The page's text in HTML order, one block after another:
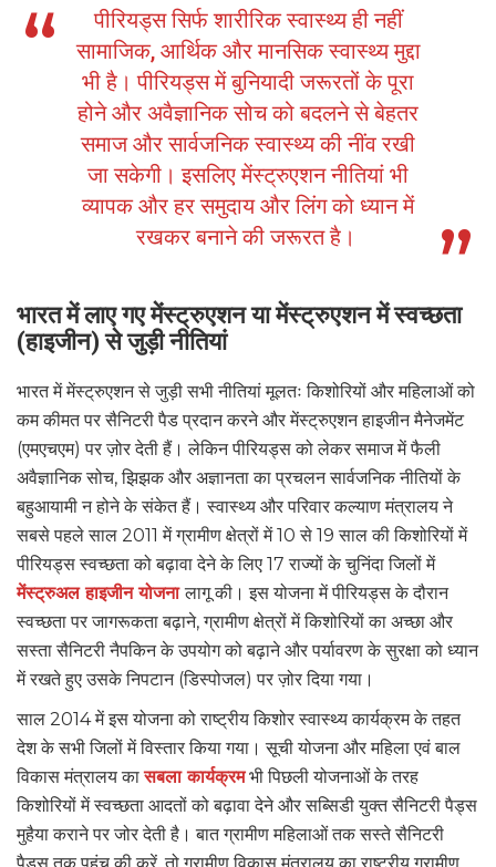
पीरियड्स सिर्फ शारीरिक स्वास्थ्य ही नहीं
सामाजिक, आर्थिक और मानसिक स्वास्थ्य मुद्दा
भी है। पीरियड्स में बुनियादी जरूरतों के पूरा
होने और अवैज्ञानिक सोच को बदलने से बेहतर
समाज और सार्वजनिक स्वास्थ्य की नींव रखी
जा सकेगी। इसलिए मेंस्ट्रुएशन नीतियां भी
व्यापक और हर समुदाय और लिंग को ध्यान में
रखकर बनाने की जरूरत है।
भारत में लाए गए मेंस्ट्रुएशन या मेंस्ट्रुएशन में स्वच्छता
(हाइजीन) से जुड़ी नीतियां
भारत में मेंस्ट्रुएशन से जुड़ी सभी नीतियां मूलतः किशोरियों और महिलाओं को
कम कीमत पर सैनिटरी पैड प्रदान करने और मेंस्ट्रुएशन हाइजीन मैनेजमेंट
(एमएचएम) पर ज़ोर देती हैं। लेकिन पीरियड्स को लेकर समाज में फैली
अवैज्ञानिक सोच, झिझक और अज्ञानता का प्रचलन सार्वजनिक नीतियों के
बहुआयामी न होने के संकेत हैं। स्वास्थ्य और परिवार कल्याण मंत्रालय ने
सबसे पहले साल 2011 में ग्रामीण क्षेत्रों में 10 से 19 साल की किशोरियों में
पीरियड्स स्वच्छता को बढ़ावा देने के लिए 17 राज्यों के चुनिंदा जिलों में
मेंस्ट्रुअल हाइजीन योजनालागू की। इस योजना में पीरियड्स के दौरान
स्वच्छता पर जागरूकता बढ़ाने, ग्रामीण क्षेत्रों में किशोरियों का अच्छा और
सस्ता सैनिटरी नैपकिन के उपयोग को बढ़ाने और पर्यावरण के सुरक्षा को ध्यान
में रखते हुए उसके निपटान (डिस्पोजल) पर ज़ोर दिया गया।
साल 2014 में इस योजना को राष्ट्रीय किशोर स्वास्थ्य कार्यक्रम के तहत
देश के सभी जिलों में विस्तार किया गया। सूची योजना और महिला एवं बाल
विकास मंत्रालय कासबला कार्यक्रमभी पिछली योजनाओं के तरह
किशोरियों में स्वच्छता आदतों को बढ़ावा देने और सब्सिडी युक्त सैनिटरी पैड्स
मुहैया कराने पर जोर देती है। बात ग्रामीण महिलाओं तक सस्ते सैनिटरी